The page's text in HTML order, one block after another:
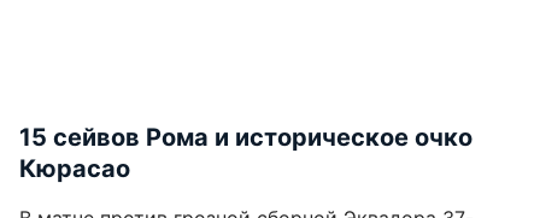
15 сейвов Рома и историческое очко
Кюрасао